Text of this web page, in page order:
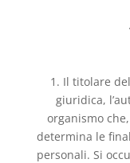
1. Il titolare
giuridica,
organismo
determina le
personali. Si